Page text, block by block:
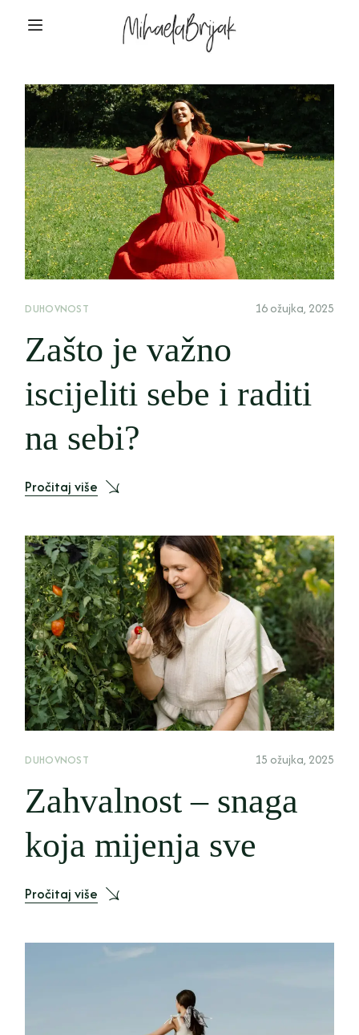
DUHOVNOST 16 ožujka, 2025
Zašto je važno
iscijeliti sebe i raditi
na sebi?
Pročitaj više
DUHOVNOST 15 ožujka, 2025
Zahvalnost – snaga
koja mijenja sve
Pročitaj više